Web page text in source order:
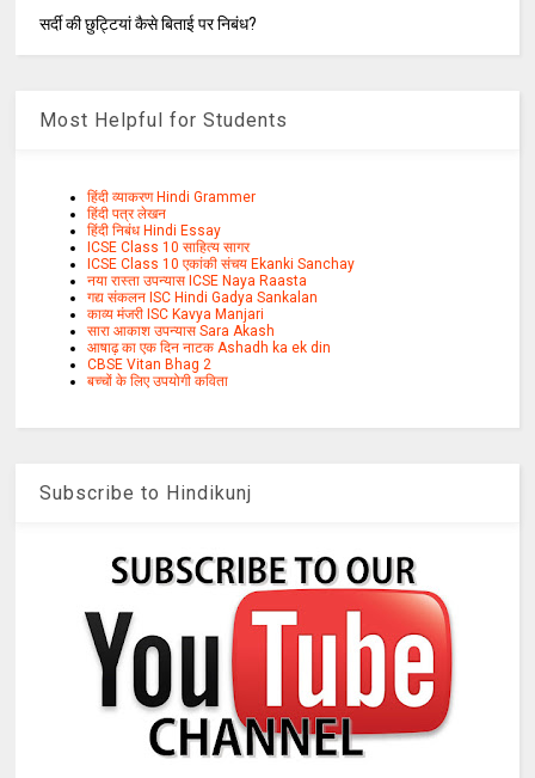
सर्दी की छुट्टियां कैसे बिताई पर निबंध?
Most Helpful for Students
हिंदी व्याकरण Hindi Grammer
हिंदी पत्र लेखन
हिंदी निबंध Hindi Essay
ICSE Class 10 साहित्य सागर
ICSE Class 10 एकांकी संचय Ekanki Sanchay
नया रास्ता उपन्यास ICSE Naya Raasta
गद्य संकलन ISC Hindi Gadya Sankalan
काव्य मंजरी ISC Kavya Manjari
सारा आकाश उपन्यास Sara Akash
आषाढ़ का एक दिन नाटक Ashadh ka ek din
CBSE Vitan Bhag 2
बच्चों के लिए उपयोगी कविता
Subscribe to Hindikunj